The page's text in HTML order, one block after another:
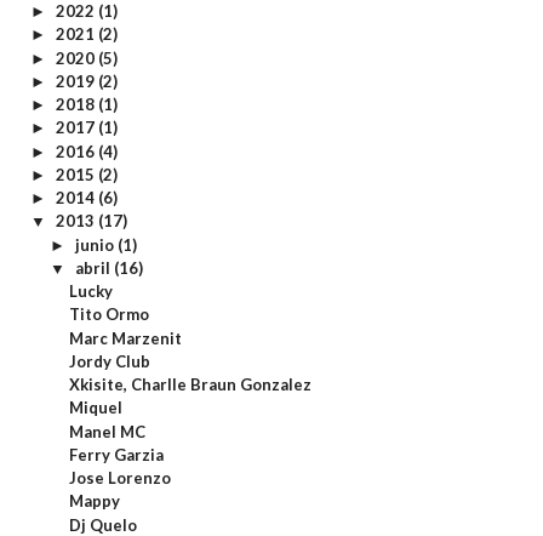
► 2022 (1)
► 2021 (2)
► 2020 (5)
► 2019 (2)
► 2018 (1)
► 2017 (1)
► 2016 (4)
► 2015 (2)
► 2014 (6)
▼ 2013 (17)
► junio (1)
▼ abril (16)
Lucky
Tito Ormo
Marc Marzenit
Jordy Club
Xkisite, Charlle Braun Gonzalez
Miquel
Manel MC
Ferry Garzia
Jose Lorenzo
Mappy
Dj Quelo